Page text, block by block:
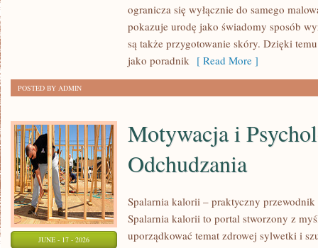
ogranicza się wyłącznie do samego
pokazuje urodę jako świadomy sposób
są także przygotowanie skóry. Dzięki
jako poradnik [ Read More ]
POSTED BY ADMIN
JUNE - 17 - 2026
Motywacja i
Odchudzania
Spalarnia kalorii – praktyczny
Spalarnia kalorii to portal stworzony z
uporządkować temat zdrowej sylwetki i